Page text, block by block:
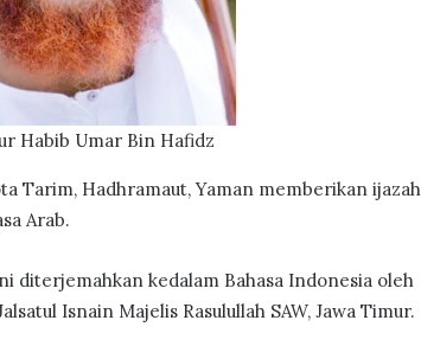
Habib Umar Bin Hafidz
Tarim, Hadhramaut, Yaman memberikan ijazah
Arab.
diterjemahkan kedalam Bahasa Indonesia oleh
Isnain Majelis Rasulullah SAW, Jawa Timur.